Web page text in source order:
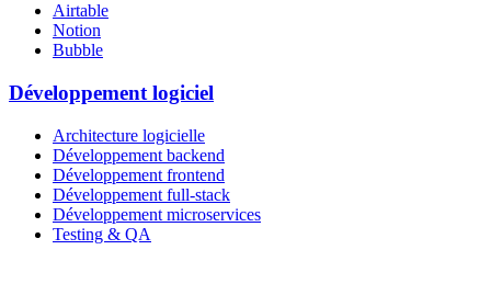
Airtable
Notion
Bubble
Développement logiciel
Architecture logicielle
Développement backend
Développement frontend
Développement full-stack
Développement microservices
Testing & QA